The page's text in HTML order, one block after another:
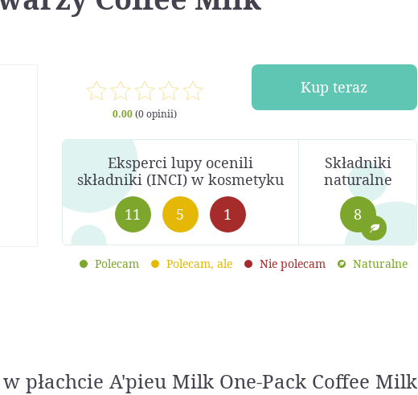
0.00(0 opinii)
Kup teraz
Eksperci lupy ocenili
składniki (INCI) w kosmetyku
11
5 1
Składniki
naturalne
8
Polecam Polecam, ale Nie polecam Naturalne
płachcie A'pieu Milk One-Pack Coffee Milk